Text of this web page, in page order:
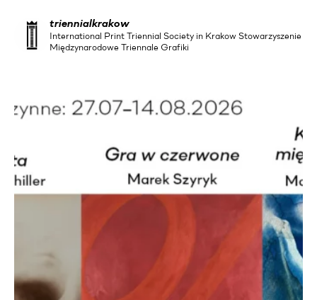
triennialkrakow
International Print Triennial Society in Krakow Stowarzyszenie
Międzynarodowe Triennale Grafiki